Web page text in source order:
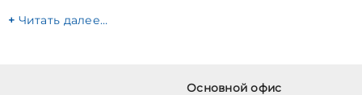
Читать далее…
Основной офис